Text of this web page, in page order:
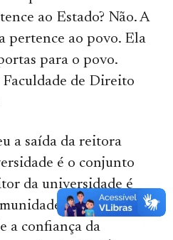
ao Estado? Não. A
pertence ao povo. Ela
para o povo.
de Direito
a saída da reitora
é o conjunto
da universidade é
ele deve ser
a confiança da